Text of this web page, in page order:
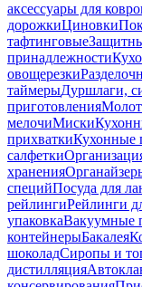
аксессуары для
дорожкиЦиновки
тафтинговые
принадлежности
овощерезки
таймерыДуршлаги,
приготовления
мелочиМиски
прихваткиКухонные
салфетки
хранения
специйПосуда для
рейлингиРейлинги
упаковкаВакуумные
контейнерыБакалея
шоколадСиропы и
дистилляция